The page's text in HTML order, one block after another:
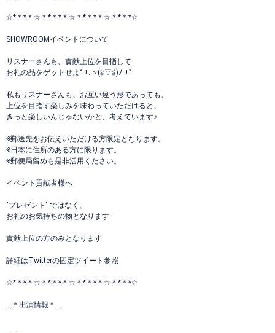
☆*＊*＊☆＊*＊*＊☆＊*＊*＊☆＊*＊*☆
SHOWROOMイベントについて
リスナーさんも、貢献上位を目指して
お礼の品をゲットせよﾟ+.ヽ(≧▽≦)ﾉ.+ﾟ
私もリスナーさんも、お互い違う形であっても、
上位を目指す楽しみを味わっていただけると、
きっと楽しいんじゃないかと、考えています♪
※郵送先をお伝えいただける方限定となります。
※日本に住所のある方に限ります。
※郵便局留めも是非活用ください。
イベント貢献者様へ
"プレゼント" ではなく、
お礼のお気持ちの物となります
貢献上位の方のみとなります
詳細はTwitterの固定ツイート参照
☆*＊*＊☆＊*＊*＊☆＊*＊*＊☆＊*＊*☆
…＊出演情報＊…